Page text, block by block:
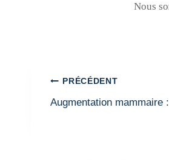
Nous
Navigation
de
PRÉCÉDENT
Augmentation mammaire